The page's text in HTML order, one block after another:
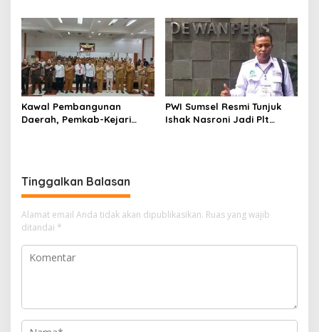
Kelola Keuangan
Kawal Pembangunan
Daerah, Pemkab-Kejari
PWI Sumsel Resmi Tunjuk
Ishak Nasroni Jadi Plt
Tinggalkan Balasan
Alamat email Anda tidak akan dipublikasikan. Ruas yang wajib
ditandai *